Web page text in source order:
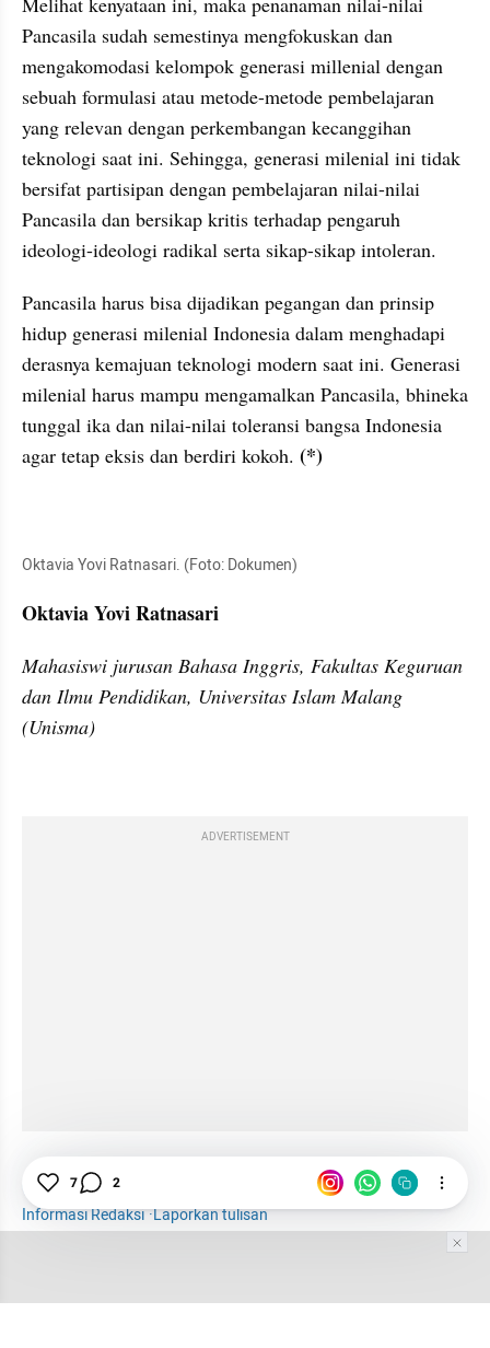
Pancasila sudah semestinya mengfokuskan dan
mengakomodasi kelompok generasi millenial dengan
sebuah formulasi atau metode-metode pembelajaran
yang relevan dengan perkembangan kecanggihan
teknologi saat ini. Sehingga, generasi milenial ini tidak
bersifat partisipan dengan pembelajaran nilai-nilai
Pancasila dan bersikap kritis terhadap pengaruh
ideologi-ideologi radikal serta sikap-sikap intoleran.
Pancasila harus bisa dijadikan pegangan dan prinsip
hidup generasi milenial Indonesia dalam menghadapi
derasnya kemajuan teknologi modern saat ini. Generasi
milenial harus mampu mengamalkan Pancasila, bhineka
tunggal ika dan nilai-nilai toleransi bangsa Indonesia
agar tetap eksis dan berdiri kokoh. (*)
Oktavia Yovi Ratnasari. (Foto: Dokumen)
Oktavia Yovi Ratnasari
Mahasiswi jurusan Bahasa Inggris, Fakultas Keguruan
dan Ilmu Pendidikan, Universitas Islam Malang
(Unisma)
ADVERTISEMENT
Generasi Milenial Malang
Pancasila
Informasi Redaksi·Laporkan tulisan
7 2